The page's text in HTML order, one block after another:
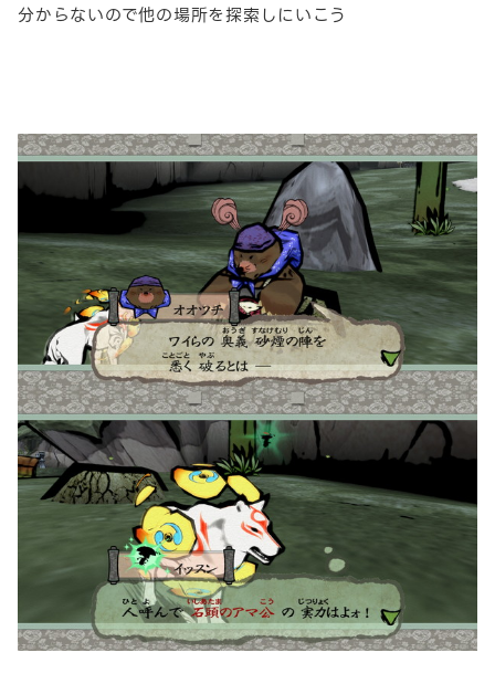
分からないので他の場所を探索しにいこう